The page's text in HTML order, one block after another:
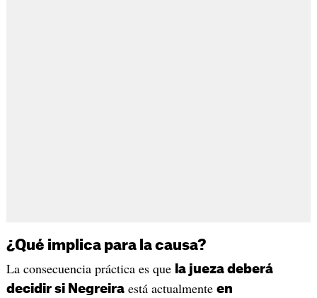
¿Qué implica para la causa?
La consecuencia práctica es que la jueza deberá
decidir si Negreiraestá actualmente en